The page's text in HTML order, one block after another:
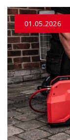
01.05.2026